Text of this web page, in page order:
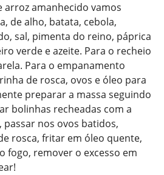
arroz amanhecido vamos
de alho, batata, cebola,
sal, pimenta do reino, páprica
verde e azeite. Para o recheio
Para o empanamento
de rosca, ovos e óleo para
preparar a massa seguindo
bolinhas recheadas com a
passar nos ovos batidos,
rosca, fritar em óleo quente,
fogo, remover o excesso em